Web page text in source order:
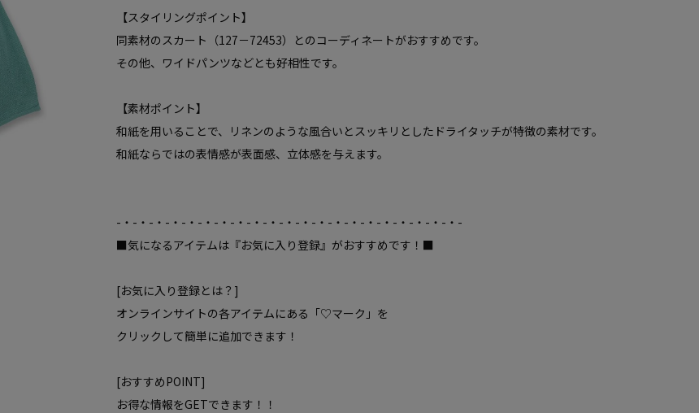
【スタイリングポイント】
同素材のスカート（127－72453）とのコーディネートがおすすめです。
その他、ワイドパンツなどとも好相性です。
【素材ポイント】
和紙を用いることで、リネンのような風合いとスッキリとしたドライタッチが特徴の素材です。
和紙ならではの表情感が表面感、立体感を与えます。
-・-・-・-・-・-・-・-・-・-・-・-・-・-・-・-・-・-・-・-・-・-
■気になるアイテムは『お気に入り登録』がおすすめです！■
[お気に入り登録とは？]
オンラインサイトの各アイテムにある「♡マーク」を
クリックして簡単に追加できます！
[おすすめPOINT]
お得な情報をGETできます！！